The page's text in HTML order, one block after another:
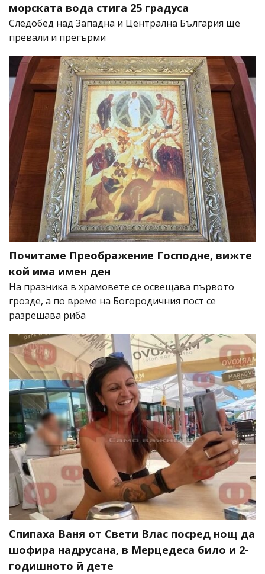
морската вода стига 25 градуса
Следобед над Западна и Централна България ще
превали и прегърми
Почитаме Преображение Господне, вижте
кой има имен ден
На празника в храмовете се освещава първото
грозде, а по време на Богородичния пост се
разрешава риба
Спипаха Ваня от Свети Влас посред нощ да
шофира надрусана, в Мерцедеса било и 2-
годишното й дете